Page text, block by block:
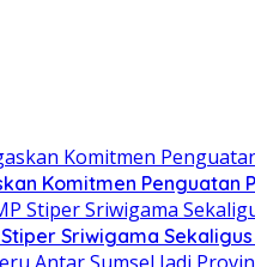
Komitmen Penguatan
Sriwigama